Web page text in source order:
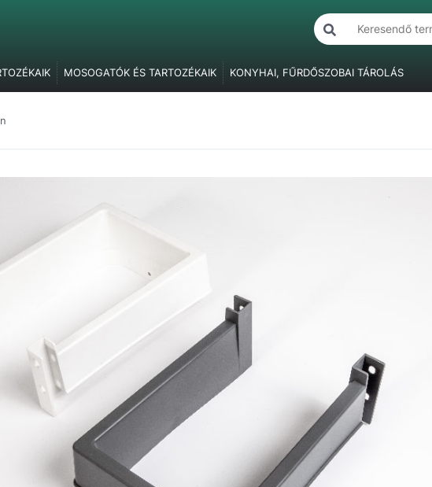
MOSOGATÓK ÉS TARTOZÉKAIK
KONYHAI, FŰRDŐSZOBAI TÁROLÁS
BÚTORVILÁGÍTÁS FOGANTYÚK, FOGASOK BÚTORPÁNTOK
FIÓKRENDSZEREK